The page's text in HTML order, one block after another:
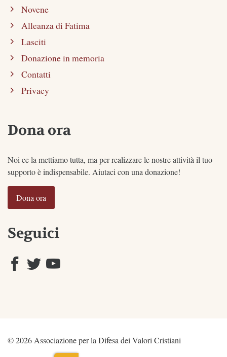
Novene
Alleanza di Fatima
Lasciti
Donazione in memoria
Contatti
Privacy
Dona ora
Noi ce la mettiamo tutta, ma per realizzare le nostre attività il tuo
supporto è indispensabile. Aiutaci con una donazione!
Dona ora
Seguici
© 2026 Associazione per la Difesa dei Valori Cristiani